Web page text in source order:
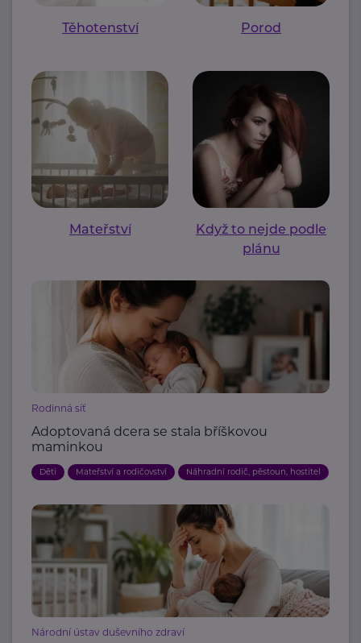
Těhotenství Porod
Mateřství
Když to nejde podle
plánu
Rodinná síť
Adoptovaná dcera se stala bříškovou
maminkou
Děti Mateřství a rodičovství Náhradní rodič, pěstoun, hostitel
Národní ústav duševního zdraví